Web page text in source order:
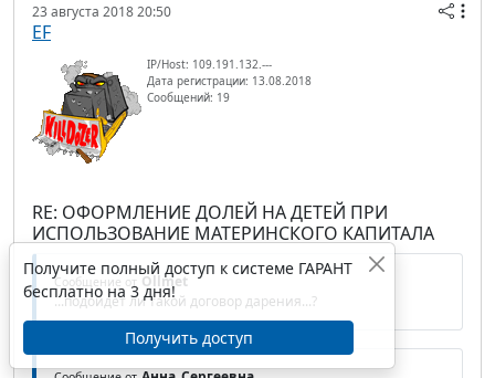
23 августа 2018 20:50
EF
IP/Host: 109.191.132.---
Дата регистрации: 13.08.2018
Сообщений: 19
RE: ОФОРМЛЕНИЕ ДОЛЕЙ НА ДЕТЕЙ ПРИ
ИСПОЛЬЗОВАНИЕ МАТЕРИНСКОГО КАПИТАЛА
Сообщение от Ollmet
...подойдет ли такой договор дарения...?
Получите полный доступ к системе ГАРАНТ
бесплатно на 3 дня!
Получить доступ